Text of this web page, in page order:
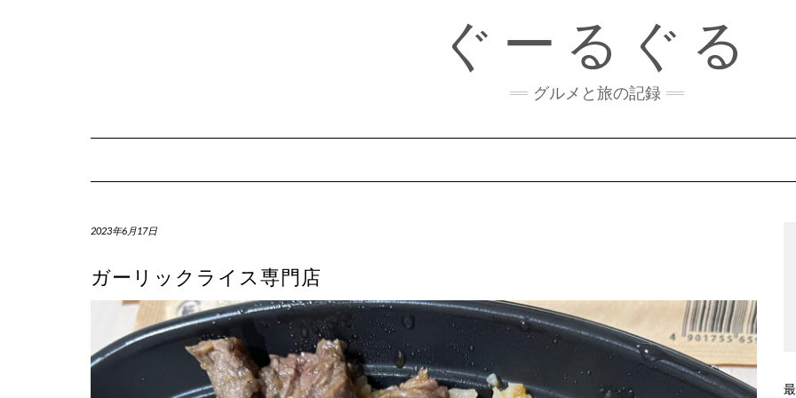
ぐーるぐる
グルメと旅の記録
2023年6月17日
ガーリックライス専門店